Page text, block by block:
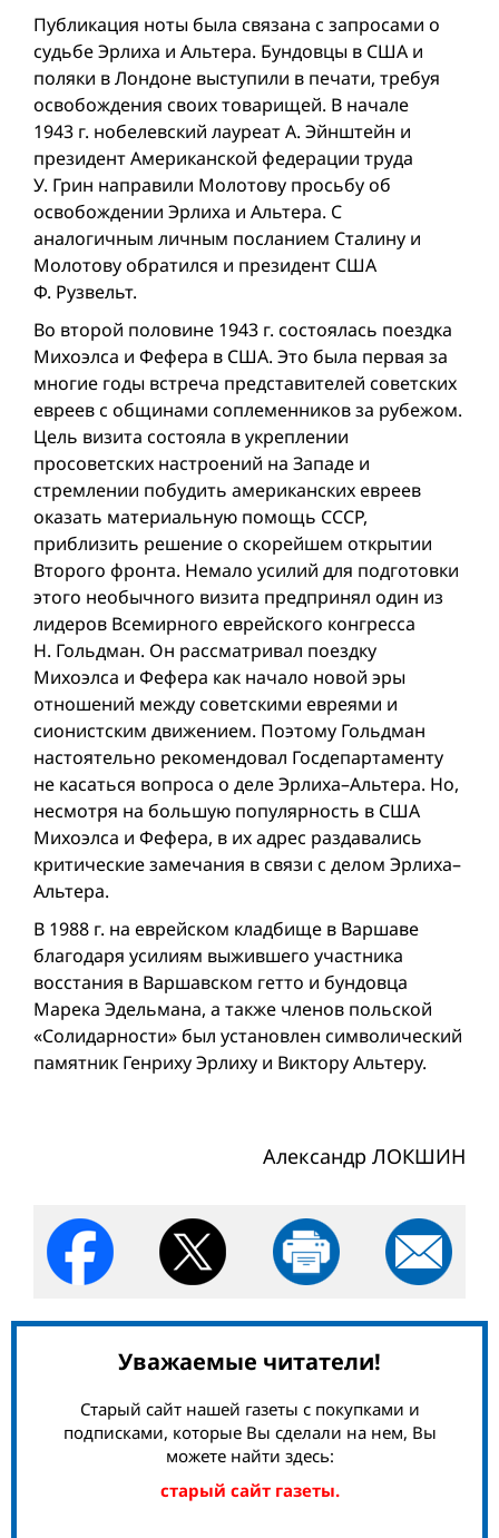
Публикация ноты была связана с запросами о
судьбе Эрлиха и Альтера. Бундовцы в США и
поляки в Лондоне выступили в печати, требуя
освобождения своих товарищей. В начале
1943 г. нобелевский лауреат А. Эйнштейн и
президент Американской федерации труда
У. Грин направили Молотову просьбу об
освобождении Эрлиха и Альтера. С
аналогичным личным посланием Сталину и
Молотову обратился и президент США
Ф. Рузвельт.
Во второй половине 1943 г. состоялась поездка
Михоэлса и Фефера в США. Это была первая за
многие годы встреча представителей советских
евреев с общинами соплеменников за рубежом.
Цель визита состояла в укреплении
просоветских настроений на Западе и
стремлении побудить американских евреев
оказать материальную помощь СССР,
приблизить решение о скорейшем открытии
Второго фронта. Немало усилий для подготовки
этого необычного визита предпринял один из
лидеров Всемирного еврейского конгресса
Н. Гольд­ман. Он рассматривал поездку
Михоэлса и Фефера как начало новой эры
отношений между советскими евреями и
сионистским движением. Поэтому Гольдман
настоятельно рекомендовал Госдепартаменту
не касаться вопроса о деле Эрлиха–Альтера. Но,
несмотря на большую популярность в США
Михоэлса и Фефера, в их адрес раздавались
критические замечания в связи с делом Эрлиха–
Альтера.
В 1988 г. на еврейском кладбище в Варшаве
благодаря усилиям выжившего участника
восстания в Варшавском гетто и бундовца
Марека Эдельмана, а также членов польской
«Солидарности» был установлен символический
памятник Генриху Эрлиху и Виктору Альтеру.
Александр ЛОКШИН
Уважаемые читатели!
Старый сайт нашей газеты с покупками и
подписками, которые Вы сделали на нем, Вы
можете найти здесь:
старый сайт газеты.